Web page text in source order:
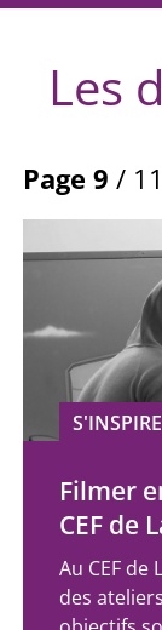
Les
Page 9 / 11
Filmer
CEF de
Au CEF
des